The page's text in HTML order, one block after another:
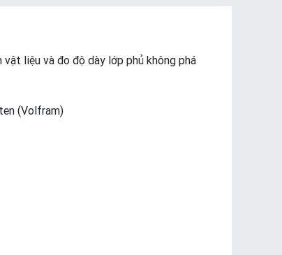
liệu và đo độ dày lớp phủ không phá
(Volfram)